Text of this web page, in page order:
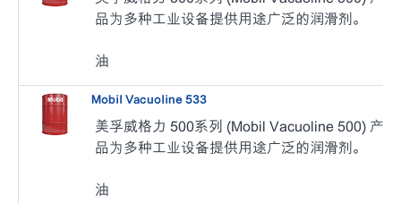
品为多种工业设备提供用途广泛的润滑剂。
油
Mobil Vacuoline 533
美孚威格力 500系列 (Mobil Vacuoline 500) 产
品为多种工业设备提供用途广泛的润滑剂。
油